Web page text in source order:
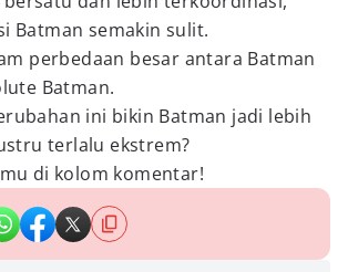
Batman semakin sulit.
perbedaan besar antara Batman
Batman.
ini bikin Batman jadi lebih
terlalu ekstrem?
di kolom komentar!